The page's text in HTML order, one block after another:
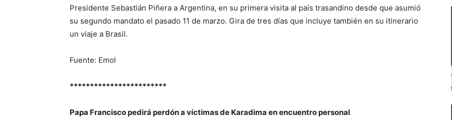
Presidente Sebastián Piñera a Argentina, en su primera visita al país trasandino desde que asumió
su segundo mandato el pasado 11 de marzo. Gira de tres días que incluye también en su itinerario
un viaje a Brasil.
Fuente: Emol
************************
Papa Francisco pedirá perdón a víctimas de Karadima en encuentro personal